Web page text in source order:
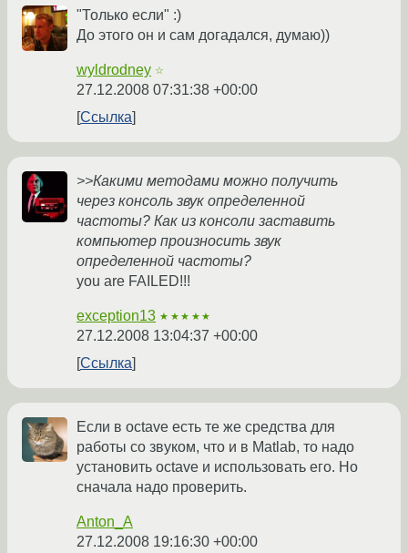
"Только если" :)
До этого он и сам догадался, думаю))
wyldrodney ☆
27.12.2008 07:31:38 +00:00
Ссылка
>>Какими методами можно получить
через консоль звук определенной
частоты? Как из консоли заставить
компьютер произносить звук
определенной частоты?
you are FAILED!!!
exception13 ★★★★★
27.12.2008 13:04:37 +00:00
Ссылка
Если в octave есть те же средства для
работы со звуком, что и в Matlab, то надо
установить octave и использовать его. Но
сначала надо проверить.
Anton_A
27.12.2008 19:16:30 +00:00